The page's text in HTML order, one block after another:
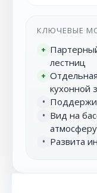
КЛЮЧЕВЫЕ
+
лестниц
+
кухонной
•
• Вид на
атмосферу
• Развита